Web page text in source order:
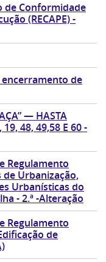
de Conformidade
(RECAPE) -
de
— HASTA
19, 48, 49,58 E 60 -
Regulamento
de Urbanização,
Urbanísticas do
- 2.ª -Alteração
Regulamento
de